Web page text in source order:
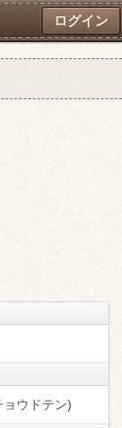
ログイン
ウドテン)